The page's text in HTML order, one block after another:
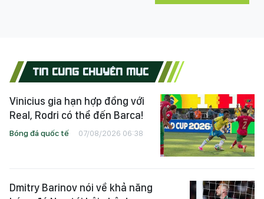
TIN CÙNG CHUYÊN MỤC
Vinicius gia hạn hợp đồng với
Real, Rodri có thể đến Barca!
Bóng đá quốc tế 07/08/2026 06:38
Dmitry Barinov nói về khả năng